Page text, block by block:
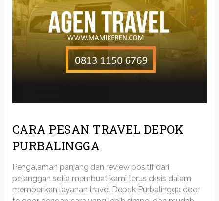
CARA PESAN TRAVEL DEPOK
PURBALINGGA
Pengalaman panjang dan review positif dari
pelanggan setia membuat kami terus eksis dalam
memberikan layanan travel Depok Purbalingga door